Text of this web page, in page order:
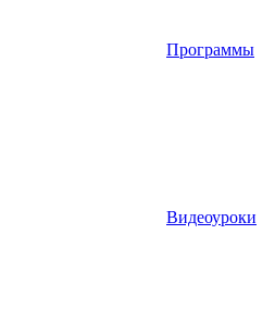
Программы
Видеоуроки